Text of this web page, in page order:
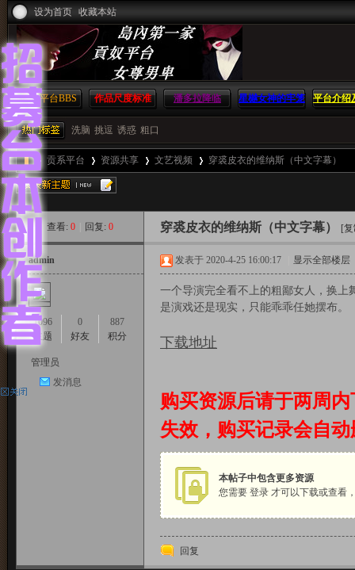
设为首页 收藏本站
贡系平台BBS 作品尺度标准 潘多拉降临 星樾女神的牢笼
平台介绍
方法
洗脑 挑逗 诱惑 粗口
島
内
第
贡系平台
›
资源共享 文艺视频
›
穿裘皮衣的维纳斯（中文字幕）
查看: 0 回复: 0 穿裘皮衣的维纳斯（中文字幕） [
admin
1096
主题
0
好友
887
积分
管理员
发消息
发表于 2020-4-25 16:00:17 显示全部楼层
一个导演完全看不上的粗鄙女人，换上
是演戏还是现实，只能乖乖任她摆布。
下载地址
购买资源后请于两周
失效，购买记录会自
本帖子中包含更多资源
您需要 登录 才可以下载或查看
回复